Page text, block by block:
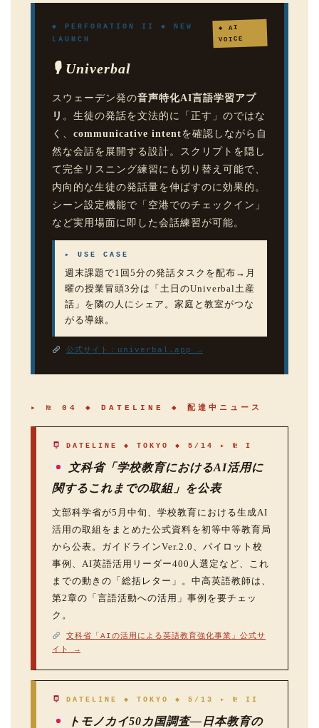
◆ PERFORATION II ◆ NEW
LAUNCH
◆ AI
VOICE
🎙 Univerbal
スウェーデン発の音声特化AI言語学習アプ
リ 。生徒の発話を文法的に「正す」のではな
く、 communicative intentを確認しながら自
然な会話を展開する設計。スクリプトを隠し
て完全リスニング練習にも切り替え可能で、
内向的な生徒の発話量を伸ばすのに効果的。
シーン設定機能で「空港でのチェックイン」
など実用場面に即した会話練習が可能。
▸ USE CASE
週末課題で1回5分の発話タスクを配布→月
曜の授業冒頭3分は「土日のUniverbal土産
話」を隣の人にシェア。家庭と教室がつな
がる導線。
公式サイト：univerbal.app →
▸ № 04 ◆ DATELINE ◆ 配達中ニュース
DATELINE ◆ TOKYO ◆ 5/14 ▸ № I
文科省「学校教育におけるAI活用に
関するこれまでの取組」を公表
文部科学省が5月中旬、学校教育における生成AI
活用の取組をまとめた公式資料を初等中等教育局
から公表。ガイドラインVer.2.0、パイロット校
事例、AI英語活用リーダー400人選定など、これ
までの動きの「総括レター」。中高英語教師は、
第2章の「言語活動への活用」事例を要チェッ
ク。
文科省「AIの活用による英語教育強化事業」公式サ
イト →
DATELINE ◆ TOKYO ◆ 5/13 ▸ № II
トモノカイ50カ国調査—日本教育の